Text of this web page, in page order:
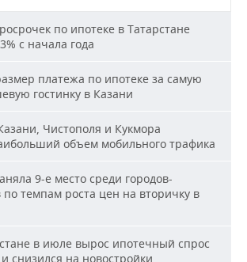
по ипотеке в Татарстане
с начала года
платежа по ипотеке за самую
гостинку в Казани
Чистополя и Кукмора
объем мобильного трафика
9-е место среди городов-
темпам роста цен на вторичку в
в июле вырос ипотечный спрос
снизился на новостройки